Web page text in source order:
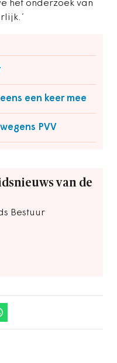
het onderzoek van
een keer mee
PVV
van de
Bestuur